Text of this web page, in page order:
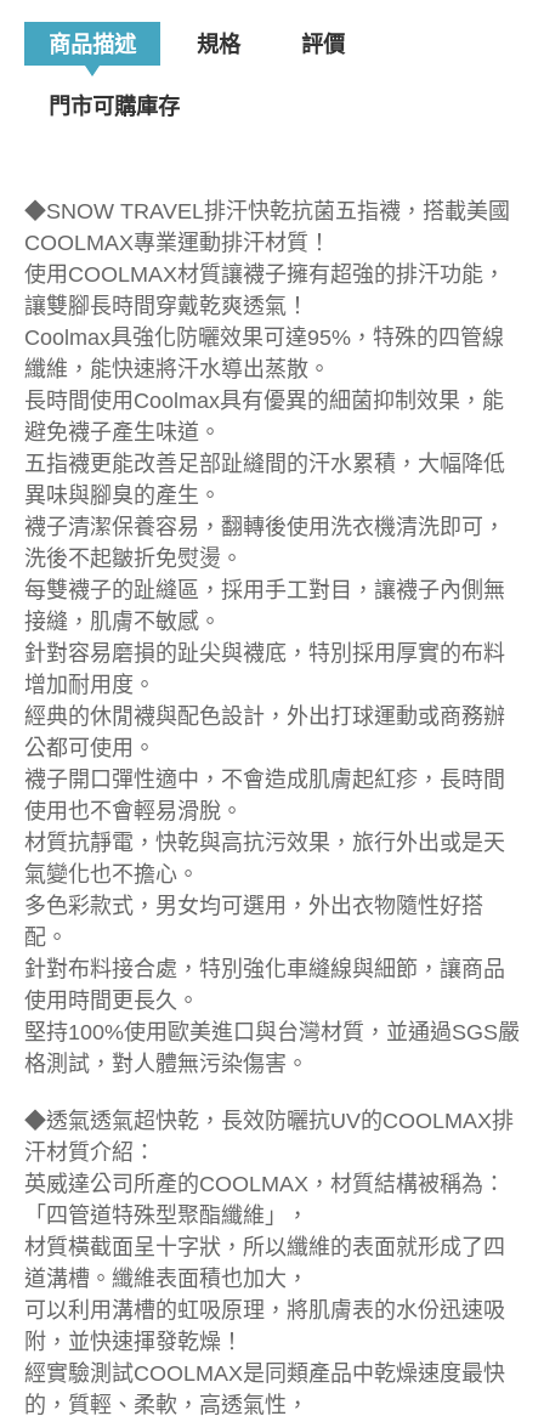
商品描述 規格 評價
門市可購庫存
◆SNOW TRAVEL排汗快乾抗菌五指襪，搭載美國
COOLMAX專業運動排汗材質！
使用COOLMAX材質讓襪子擁有超強的排汗功能，
讓雙腳長時間穿戴乾爽透氣！
Coolmax具強化防曬效果可達95%，特殊的四管線
纖維，能快速將汗水導出蒸散。
長時間使用Coolmax具有優異的細菌抑制效果，能
避免襪子產生味道。
五指襪更能改善足部趾縫間的汗水累積，大幅降低
異味與腳臭的產生。
襪子清潔保養容易，翻轉後使用洗衣機清洗即可，
洗後不起皺折免熨燙。
每雙襪子的趾縫區，採用手工對目，讓襪子內側無
接縫，肌膚不敏感。
針對容易磨損的趾尖與襪底，特別採用厚實的布料
增加耐用度。
經典的休閒襪與配色設計，外出打球運動或商務辦
公都可使用。
襪子開口彈性適中，不會造成肌膚起紅疹，長時間
使用也不會輕易滑脫。
材質抗靜電，快乾與高抗污效果，旅行外出或是天
氣變化也不擔心。
多色彩款式，男女均可選用，外出衣物隨性好搭
配。
針對布料接合處，特別強化車縫線與細節，讓商品
使用時間更長久。
堅持100%使用歐美進口與台灣材質，並通過SGS嚴
格測試，對人體無污染傷害。
◆透氣透氣超快乾，長效防曬抗UV的COOLMAX排
汗材質介紹：
英威達公司所產的COOLMAX，材質結構被稱為：
「四管道特殊型聚酯纖維」，
材質橫截面呈十字狀，所以纖維的表面就形成了四
道溝槽。纖維表面積也加大，
可以利用溝槽的虹吸原理，將肌膚表的水份迅速吸
附，並快速揮發乾燥！
經實驗測試COOLMAX是同類產品中乾燥速度最快
的，質輕、柔軟，高透氣性，